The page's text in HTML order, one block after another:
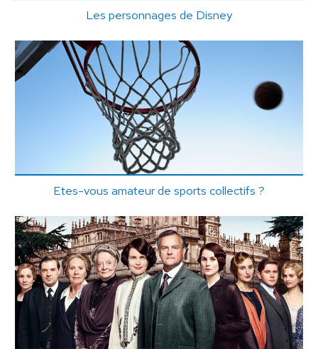
Les personnages de Disney
Etes-vous amateur de sports collectifs ?